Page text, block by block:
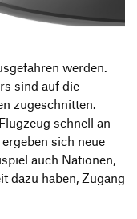
werden.
sind auf die
zugeschnitten.
schnell an
sich neue
auch Nationen,
dazu haben, Zugang